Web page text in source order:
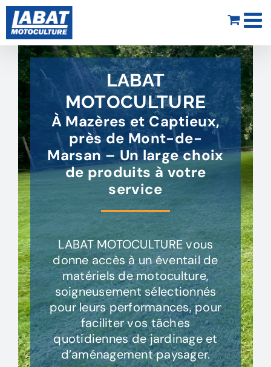
Passer
contenu
LABAT
MOTOCULTURE
À Mazères et Captieux,
près de Mont-de-
Marsan – Un large choix
de produits à votre
service
LABAT MOTOCULTURE vous
donne accès à un éventail de
matériels de motoculture,
soigneusement sélectionnés
pour leurs performances, pour
faciliter vos tâches
quotidiennes de jardinage et
d’aménagement paysager.